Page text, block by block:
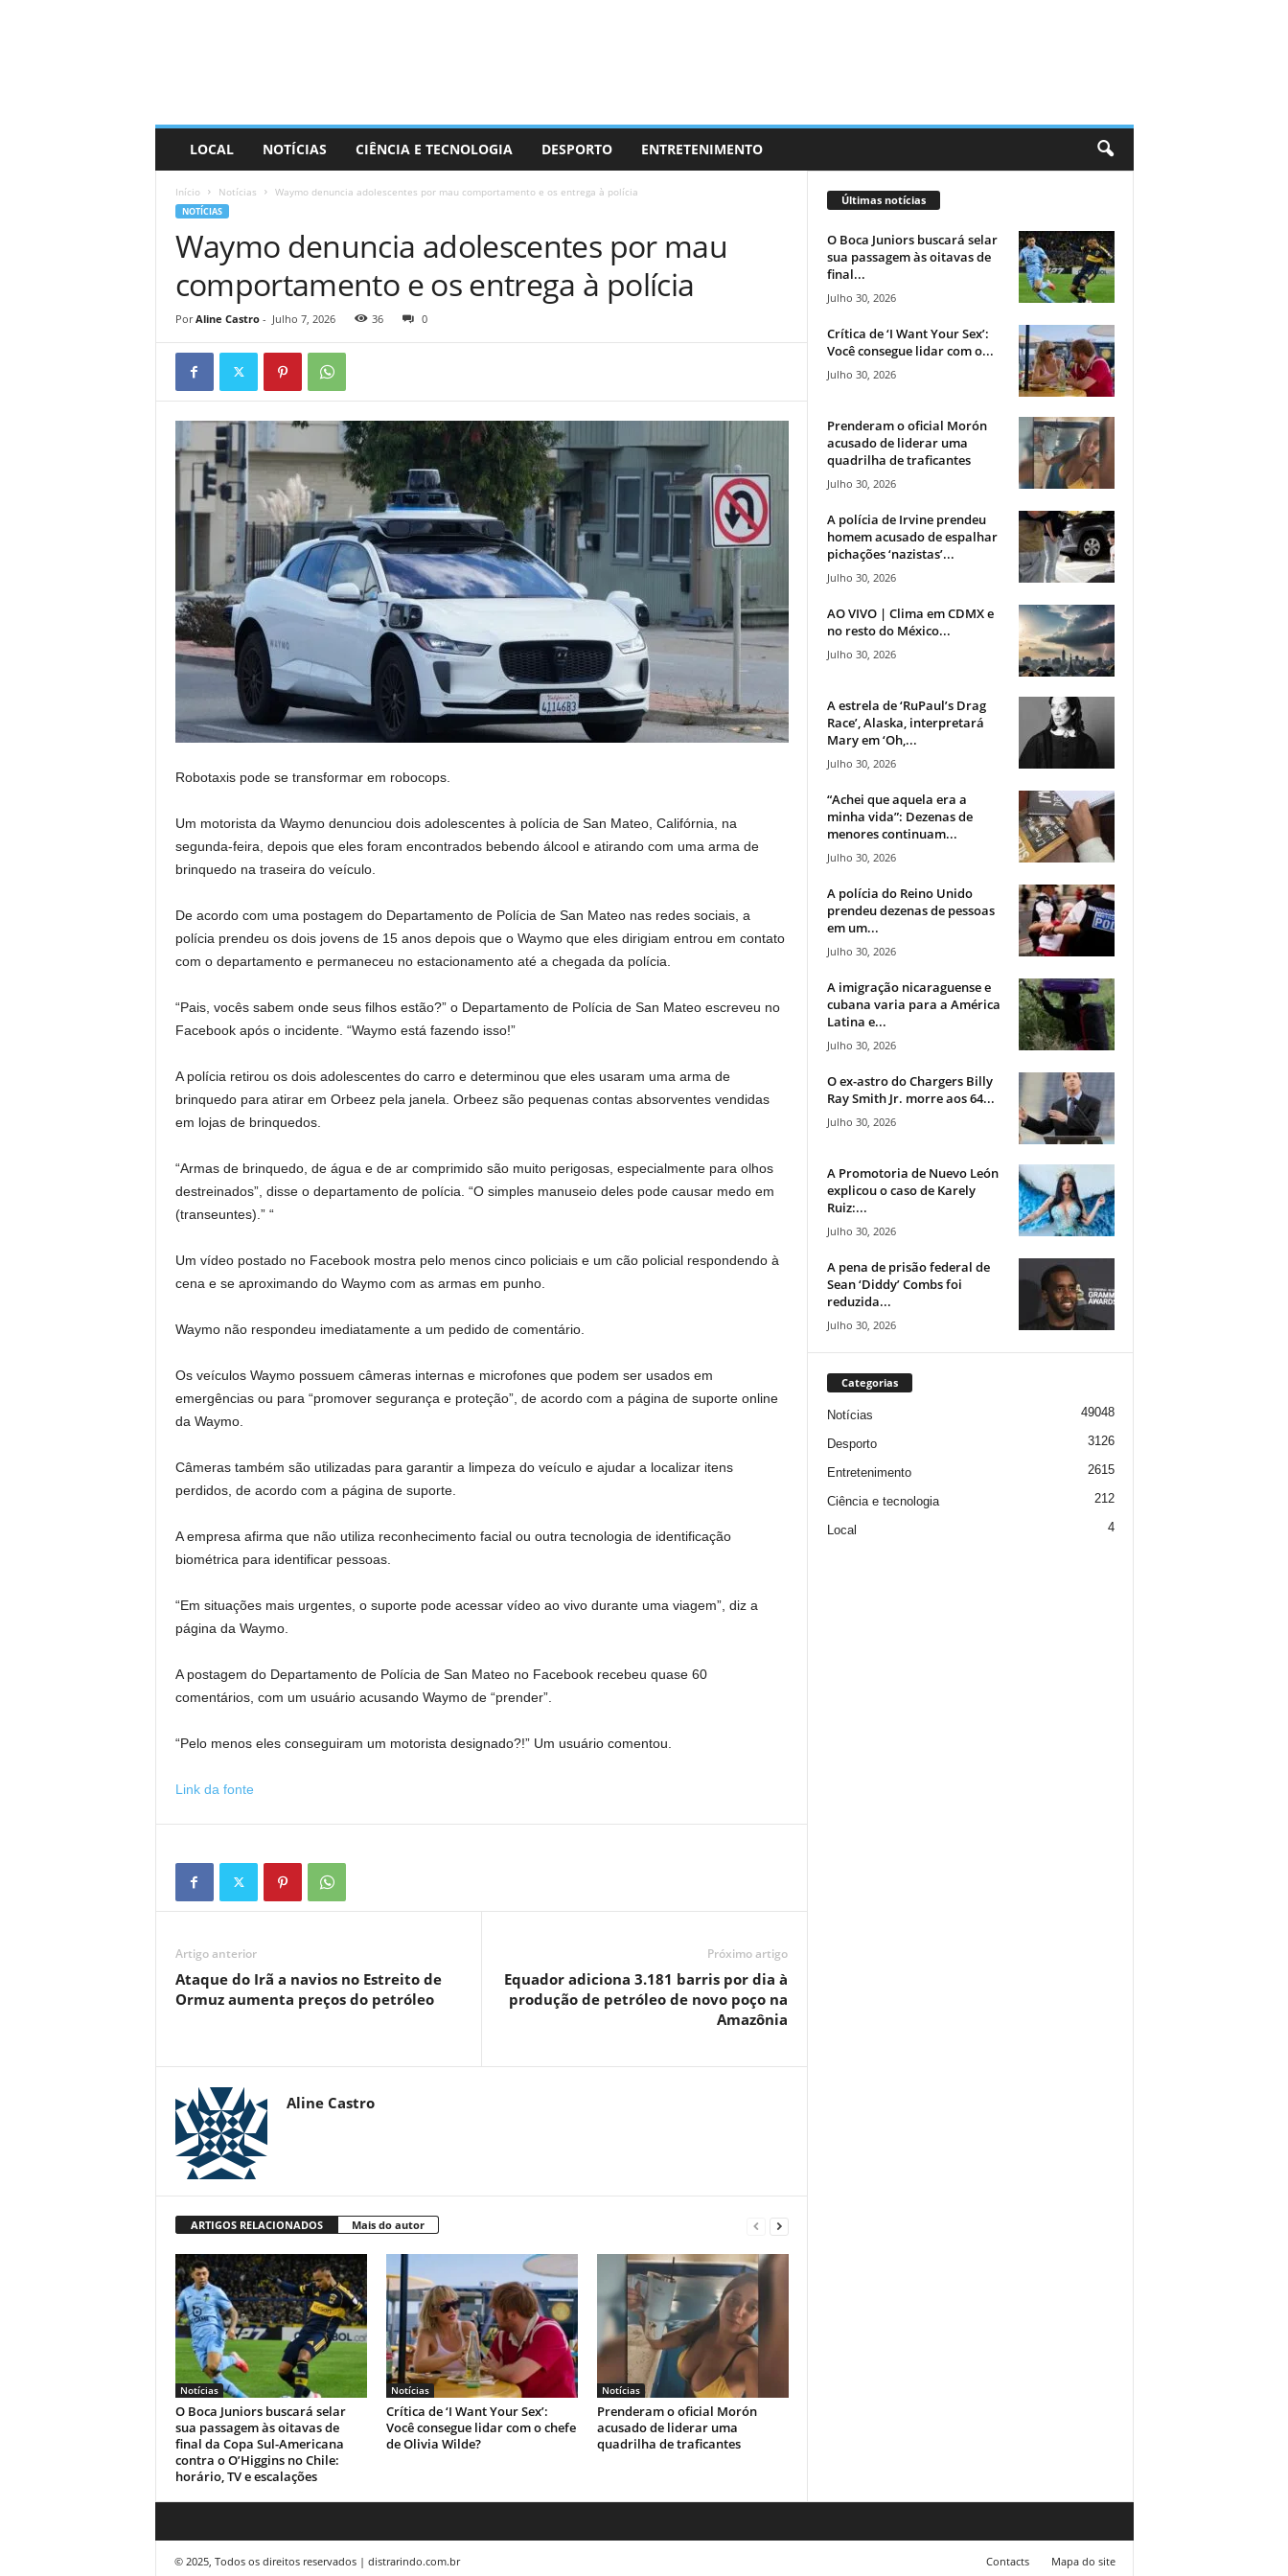
LOCAL NOTÍCIAS CIÊNCIA E TECNOLOGIA DESPORTO ENTRETENIMENTO
Início Notícias Waymo denuncia adolescentes por mau comportamento e os entrega à polícia
NOTÍCIAS
Waymo denuncia adolescentes por mau
comportamento e os entrega à polícia
Por Aline Castro- Julho 7, 2026 36 0
Robotaxis pode se transformar em robocops.
Um motorista da Waymo denunciou dois adolescentes à polícia de San Mateo, Califórnia, na
segunda-feira, depois que eles foram encontrados bebendo álcool e atirando com uma arma de
brinquedo na traseira do veículo.
De acordo com uma postagem do Departamento de Polícia de San Mateo nas redes sociais, a
polícia prendeu os dois jovens de 15 anos depois que o Waymo que eles dirigiam entrou em contato
com o departamento e permaneceu no estacionamento até a chegada da polícia.
“Pais, vocês sabem onde seus filhos estão?” o Departamento de Polícia de San Mateo escreveu no
Facebook após o incidente. “Waymo está fazendo isso!”
A polícia retirou os dois adolescentes do carro e determinou que eles usaram uma arma de
brinquedo para atirar em Orbeez pela janela. Orbeez são pequenas contas absorventes vendidas
em lojas de brinquedos.
“Armas de brinquedo, de água e de ar comprimido são muito perigosas, especialmente para olhos
destreinados”, disse o departamento de polícia. “O simples manuseio deles pode causar medo em
(transeuntes).” “
Um vídeo postado no Facebook mostra pelo menos cinco policiais e um cão policial respondendo à
cena e se aproximando do Waymo com as armas em punho.
Waymo não respondeu imediatamente a um pedido de comentário.
Os veículos Waymo possuem câmeras internas e microfones que podem ser usados ​​em
emergências ou para “promover segurança e proteção”, de acordo com a página de suporte online
da Waymo.
Câmeras também são utilizadas para garantir a limpeza do veículo e ajudar a localizar itens
perdidos, de acordo com a página de suporte.
A empresa afirma que não utiliza reconhecimento facial ou outra tecnologia de identificação
biométrica para identificar pessoas.
“Em situações mais urgentes, o suporte pode acessar vídeo ao vivo durante uma viagem”, diz a
página da Waymo.
A postagem do Departamento de Polícia de San Mateo no Facebook recebeu quase 60
comentários, com um usuário acusando Waymo de “prender”.
“Pelo menos eles conseguiram um motorista designado?!” Um usuário comentou.
Link da fonte
Artigo anterior
Ataque do Irã a navios no Estreito de
Ormuz aumenta preços do petróleo
Próximo artigo
Equador adiciona 3.181 barris por dia à
produção de petróleo de novo poço na
Amazônia
Aline Castro
ARTIGOS RELACIONADOS Mais do autor
Notícias
O Boca Juniors buscará selar
sua passagem às oitavas de
final da Copa Sul-Americana
contra o O’Higgins no Chile:
horário, TV e escalações
Notícias
Crítica de ‘I Want Your Sex’:
Você consegue lidar com o chefe
de Olivia Wilde?
Notícias
Prenderam o oficial Morón
acusado de liderar uma
quadrilha de traficantes
Últimas notícias
O Boca Juniors buscará selar
sua passagem às oitavas de
final...
Julho 30, 2026
Crítica de ‘I Want Your Sex’:
Você consegue lidar com o...
Julho 30, 2026
Prenderam o oficial Morón
acusado de liderar uma
quadrilha de traficantes
Julho 30, 2026
A polícia de Irvine prendeu
homem acusado de espalhar
pichações ‘nazistas’...
Julho 30, 2026
AO VIVO | Clima em CDMX e
no resto do México...
Julho 30, 2026
A estrela de ‘RuPaul’s Drag
Race’, Alaska, interpretará
Mary em ‘Oh,...
Julho 30, 2026
“Achei que aquela era a
minha vida”: Dezenas de
menores continuam...
Julho 30, 2026
A polícia do Reino Unido
prendeu dezenas de pessoas
em um...
Julho 30, 2026
A imigração nicaraguense e
cubana varia para a América
Latina e...
Julho 30, 2026
O ex-astro do Chargers Billy
Ray Smith Jr. morre aos 64...
Julho 30, 2026
A Promotoria de Nuevo León
explicou o caso de Karely
Ruiz:...
Julho 30, 2026
A pena de prisão federal de
Sean ‘Diddy’ Combs foi
reduzida...
Julho 30, 2026
Categorias
Notícias 49048
Desporto 3126
Entretenimento 2615
Ciência e tecnologia 212
Local 4
Contacts Mapa do site
© 2025, Todos os direitos reservados | distrarindo.com.br